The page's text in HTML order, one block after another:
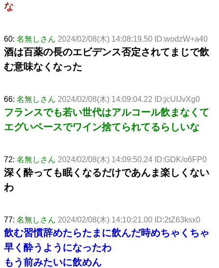
な
60: 名無しさん 2024/02/08(木) 14:08:19.50 ID:wodzW+a40
酒は百薬の長のエビデンス否定されてまじで飲
む意味なくなった
66: 名無しさん 2024/02/08(木) 14:09:04.22 ID:jcUIJvXg0
フランスでも若い世代はアルコール飲まなくて
エグいペースでワイン捨てられてるらしいな
72: 名無しさん 2024/02/08(木) 14:09:50.24 ID:GDK/o6FP0
深く酔っても眠くなるだけであんま楽しくない
わ
77: 名無しさん 2024/02/08(木) 14:10:21.00 ID:2tZ63ksx0
飲む習慣辞めたらたまに飲んだ時めちゃくちゃ
早く酔うようになったわ
もう前みたいに飲めん